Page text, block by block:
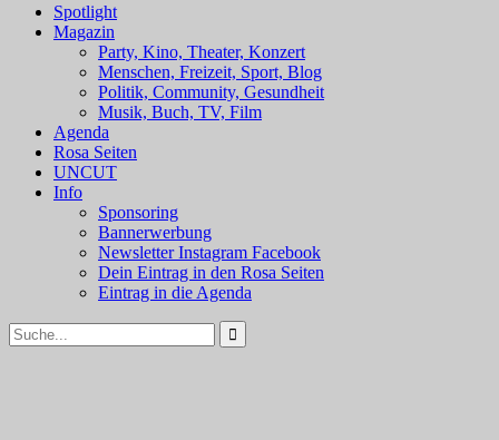
Spotlight
Magazin
Party, Kino, Theater, Konzert
Menschen, Freizeit, Sport, Blog
Politik, Community, Gesundheit
Musik, Buch, TV, Film
Agenda
Rosa Seiten
UNCUT
Info
Sponsoring
Bannerwerbung
Newsletter Instagram Facebook
Dein Eintrag in den Rosa Seiten
Eintrag in die Agenda